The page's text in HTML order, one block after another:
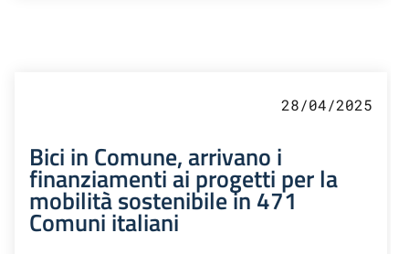
28/04/2025
Bici in Comune, arrivano i
finanziamenti ai progetti per la
mobilità sostenibile in 471
Comuni italiani